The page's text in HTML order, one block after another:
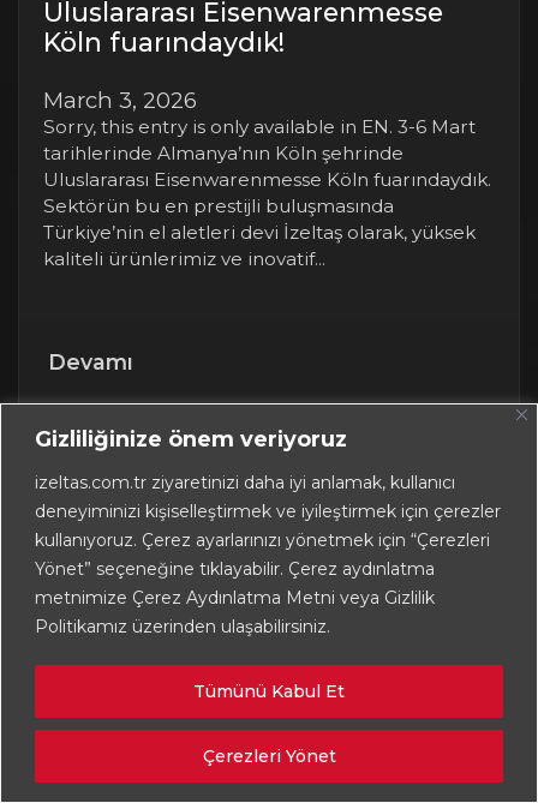
Gizliliğinize önem veriyoruz
izeltas.com.tr ziyaretinizi daha iyi anlamak, kullanıcı
deneyiminizi kişiselleştirmek ve iyileştirmek için çerezler
kullanıyoruz. Çerez ayarlarınızı yönetmek için “Çerezleri
Yönet” seçeneğine tıklayabilir. Çerez aydınlatma
metnimize Çerez Aydınlatma Metni veya Gizlilik
Politikamız üzerinden ulaşabilirsiniz.
Çerezleri Yönet
Tümünü Kabul Et
Uluslararası Eisenwarenmesse
Köln fuarındaydık!
March 3, 2026
Sorry, this entry is only available in EN. 3-6 Mart
tarihlerinde Almanya’nın Köln şehrinde
Uluslararası Eisenwarenmesse Köln fuarındaydık.
Sektörün bu en prestijli buluşmasında
Türkiye’nin el aletleri devi İzeltaş olarak, yüksek
kaliteli ürünlerimiz ve inovatif...
Devamı